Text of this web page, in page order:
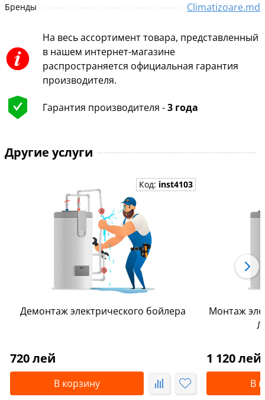
Бренды Climatizoare.md
На весь ассортимент товара, представленный
в нашем интернет-магазине
распространяется официальная гарантия
производителя.
Гарантия производителя -3 года
Другие услуги
Код: inst4103
Демонтаж электрического бойлера
720 лей
В корзину
Монтаж
Л
1 120 лей
В